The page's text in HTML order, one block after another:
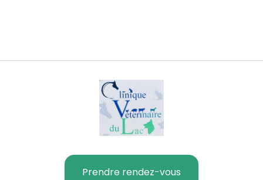
Prendre rendez-vous